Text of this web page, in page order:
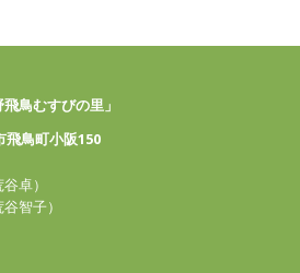
鳥むすびの里」
飛鳥町小阪150
谷卓）
智子）